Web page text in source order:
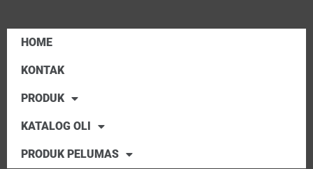
HOME
KONTAK
PRODUK
KATALOG OLI
PRODUK PELUMAS